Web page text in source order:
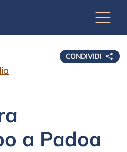
CONDIVIDI
a Padoa